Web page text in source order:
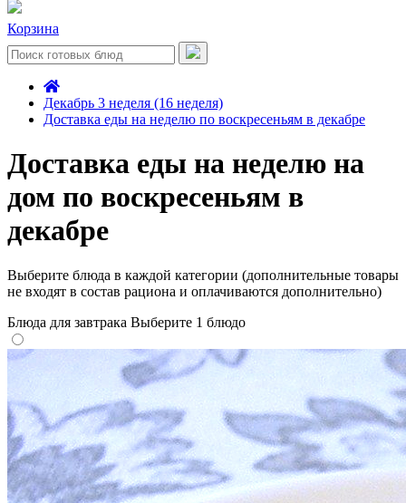
Корзина
Декабрь 3 неделя (16 неделя)
Доставка еды на неделю по воскресеньям в декабре
Доставка еды на неделю на
дом по воскресеньям в
декабре
Выберите блюда в каждой категории (дополнительные товары
не входят в состав рациона и оплачиваются дополнительно)
Блюда для завтрака Выберите 1 блюдо